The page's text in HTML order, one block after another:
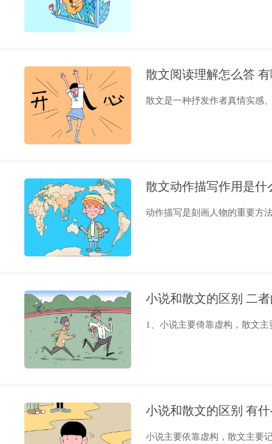
散文阅读理解怎么答
散文是一种抒发作者真情实感
散文动作描写作用是什
动作描写是刻画人物的重要方
小说和散文的区别 二
1、小说主要倚靠虚构，散文
小说和散文的区别 有
小说主要依靠虚构，散文主要